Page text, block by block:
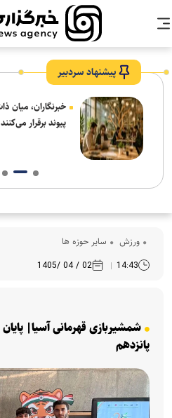
پیشنهاد سردبیر
خبرنگاران، میان
پیوند برقرار می‌کنند
ورزش سایر حوزه ها
14:43
02 / 04 /1405
شمشیربازی قهرمانی آسیا| پایان
پانزدهم